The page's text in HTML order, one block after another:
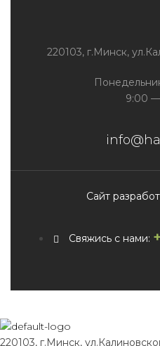
220103, г.Минск,
9:00 —
Сайт
Свяжись с нами:
220103, г.Минск,